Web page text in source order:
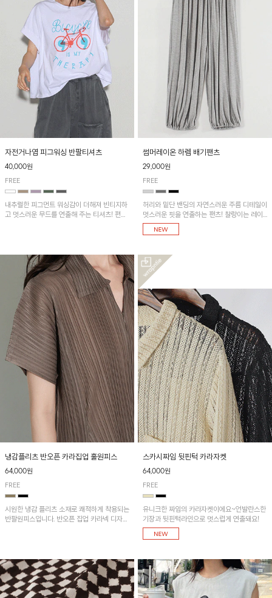
자전거나염 피그워싱 반팔티셔츠
40,000원
FREE
내추럴한 피그먼트 워싱감이 더해져 빈티지하
고 멋스러운 무드를 연출해 주는 티셔츠! 편안
썸머레이온 하렘 배기팬츠
29,000원
FREE
허리와 밑단 밴딩의 자연스러운 주름 디테일이
멋스러운 핏을 연출하는 팬츠! 찰랑이는 레이
온 소재로 가볍고 시원하게 착용되며, 여유로
운 실루엣으로 활동성이 좋아 데일리 하게 즐
냉감플리츠 반오픈 카라집업 훌원피스
64,000원
FREE
시원한 냉감 플리츠 소재로 쾌적하게 착용되는
반팔원피스입니다. 반오픈 집업 카라넥 디자인
스카시짜임 뒷핀턱 카라자켓
64,000원
FREE
유니크한 짜임의 카라자켓이에요~언발란스한
기장과 뒷핀턱라인으로 멋스럽게 연출돼요!